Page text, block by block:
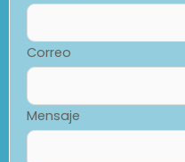
Correo
Mensaje